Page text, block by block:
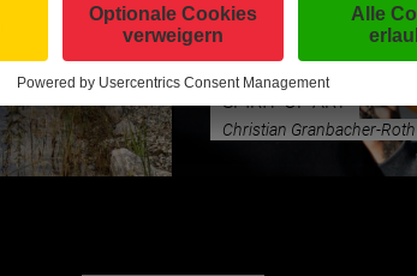
KUNST & KULTUR
SPIRIT OF ART
Christian Granbacher-Roth